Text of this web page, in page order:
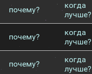
почему?
когда
лучше?
почему?
когда
лучше?
почему?
когда
лучше?